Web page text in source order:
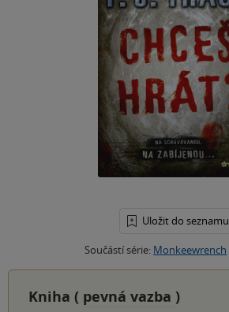
Uložit do seznamu
Součástí série: Monkeewrench
Kniha ( pevná vazba )